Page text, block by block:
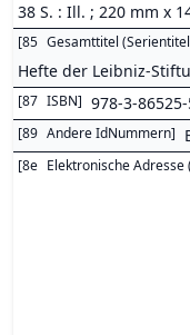
38 S. : Ill. ; 220 mm x
[85 Gesamttitel
Hefte der Leibniz-
[87 ISBN] 978-3-86525-
[89 Andere IdNummern]
[8e Elektronische Adresse